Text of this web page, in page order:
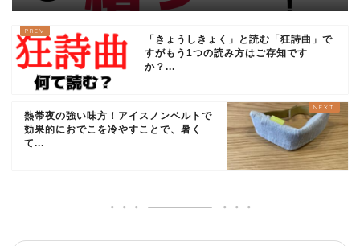
「きょうしきょく」と読む「狂詩曲」で
すがもう1つの読み方はご存知です
か？...
熱帯夜の強い味方！アイスノンベルトで
効果的におでこを冷やすことで、暑く
て...